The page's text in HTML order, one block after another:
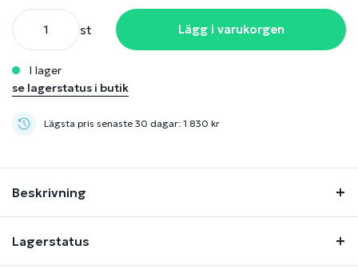
st Lägg i varukorgen
i lager
se lagerstatus i butik
Lägsta pris senaste 30 dagar: 1 830 kr
Beskrivning
Lagerstatus